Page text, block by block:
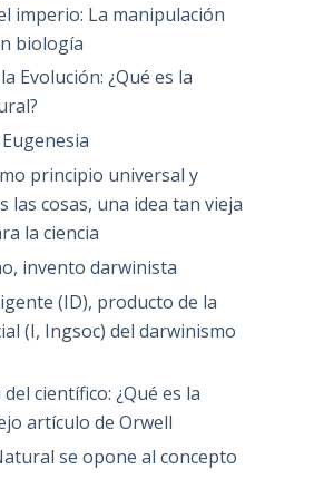
imperio: La manipulación
biología
Evolución: ¿Qué es la
principio universal y
las cosas, una idea tan vieja
la ciencia
invento darwinista
(ID), producto de la
(I, Ingsoc) del darwinismo
científico: ¿Qué es la
artículo de Orwell
se opone al concepto